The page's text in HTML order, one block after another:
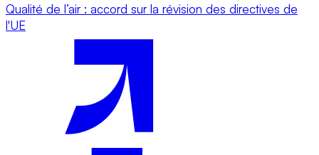
Qualité de l’air : accord sur la révision des directives de
l'UE